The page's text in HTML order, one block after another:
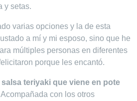
y setas.
varias opciones y la de esta
a mí y mi esposo, sino que he
múltiples personas en diferentes
porque les encantó.
salsa teriyaki que viene en pote
con los otros